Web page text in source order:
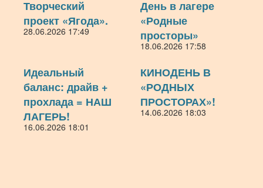
Творческий
проект «Ягода».
28.06.2026 17:49
День в лагере
«Родные
просторы»
18.06.2026 17:58
Идеальный
баланс: драйв +
прохлада = НАШ
ЛАГЕРЬ!
16.06.2026 18:01
КИНОДЕНЬ В
«РОДНЫХ
ПРОСТОРАХ»!
14.06.2026 18:03